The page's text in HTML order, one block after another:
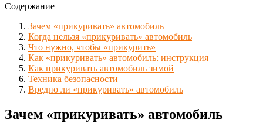
Содержание
Зачем «прикуривать» автомобиль
Когда нельзя «прикуривать» автомобиль
Что нужно, чтобы «прикурить»
Как «прикуривать» автомобиль: инструкция
Как прикуривать автомобиль зимой
Техника безопасности
Вредно ли «прикуривать» автомобиль
Зачем «прикуривать» автомобиль